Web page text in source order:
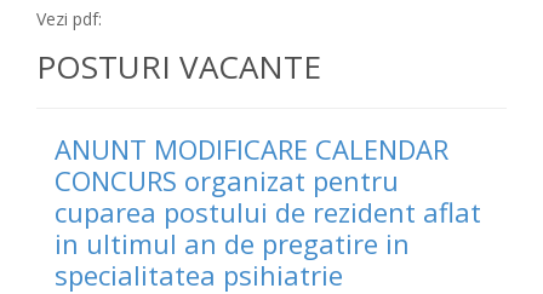
Vezi pdf:
POSTURI VACANTE
ANUNT MODIFICARE CALENDAR
CONCURS organizat pentru
cuparea postului de rezident aflat
in ultimul an de pregatire in
specialitatea psihiatrie